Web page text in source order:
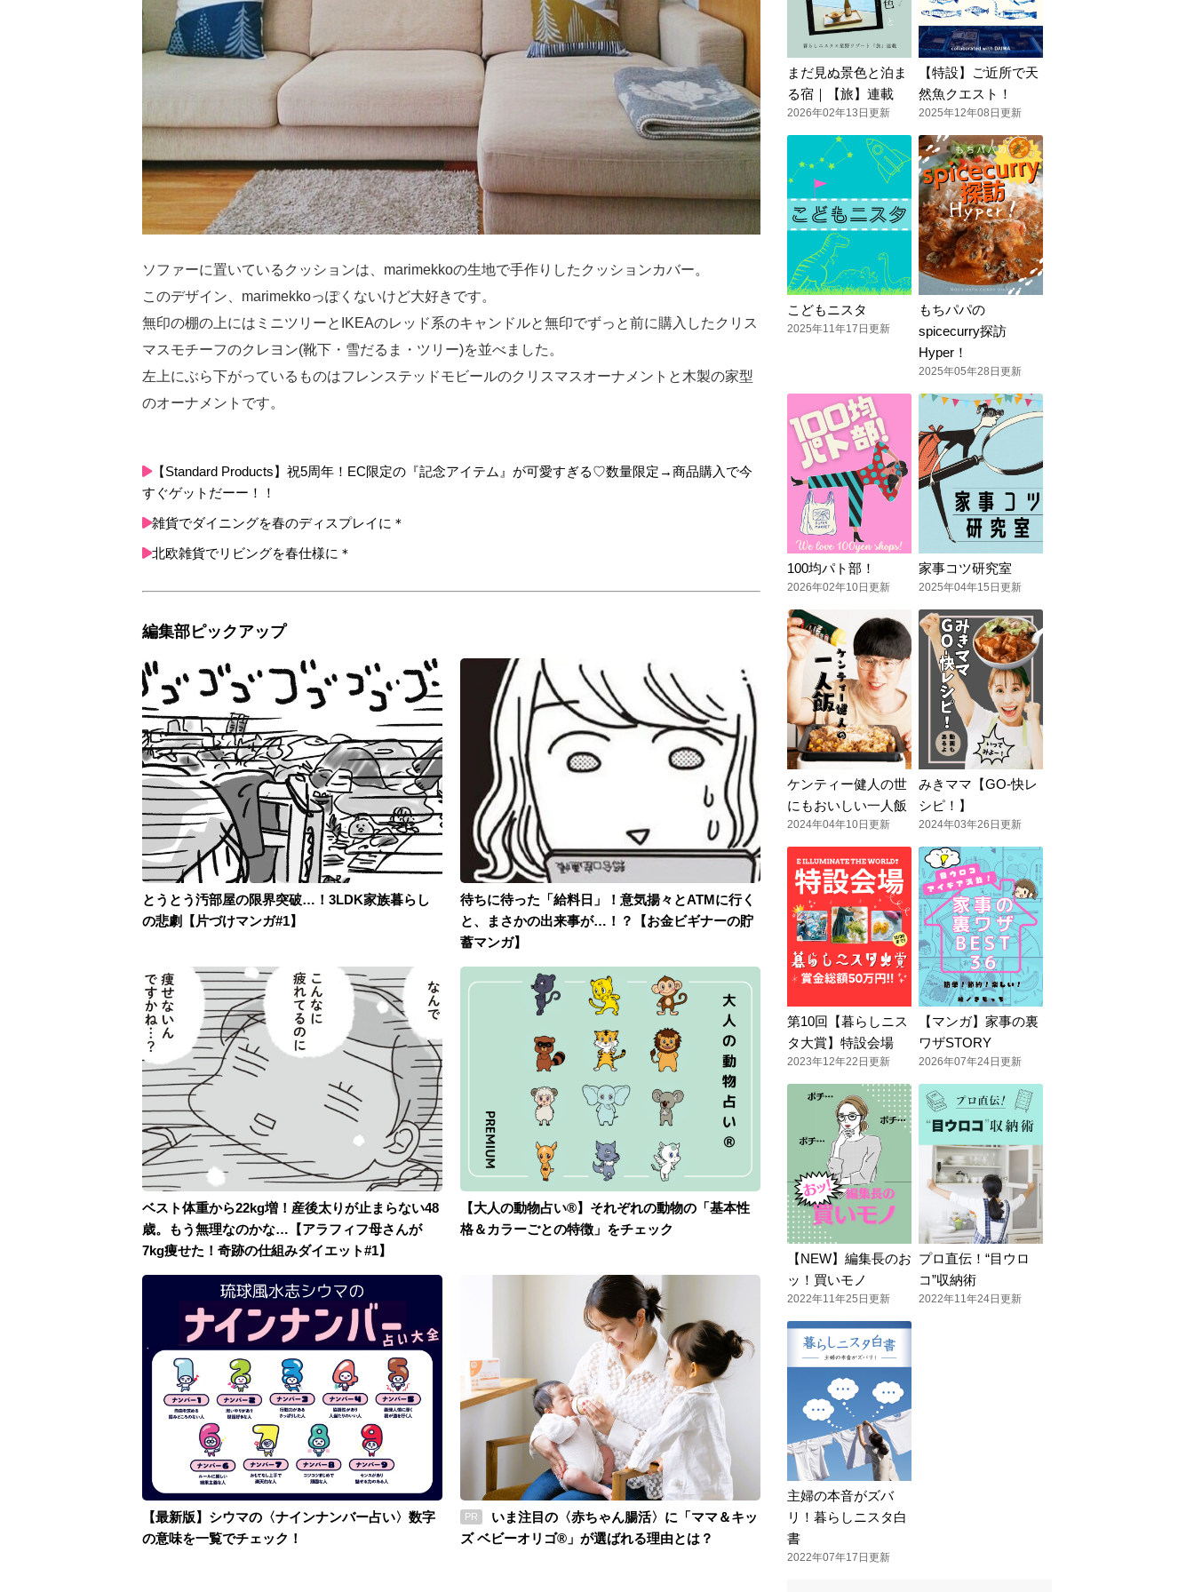
ソファーに置いているクッションは、marimekkoの生地で手作りしたクッションカバー。
このデザイン、marimekkoっぽくないけど大好きです。
無印の棚の上にはミニツリーとIKEAのレッド系のキャンドルと無印でずっと前に購入したクリス
マスモチーフのクレヨン(靴下・雪だるま・ツリー)を並べました。
左上にぶら下がっているものはフレンステッドモビールのクリスマスオーナメントと木製の家型
のオーナメントです。
【Standard Products】祝5周年！EC限定の『記念アイテム』が可愛すぎる♡数量限定→商品購入で今
すぐゲットだーー！！
雑貨でダイニングを春のディスプレイに＊
北欧雑貨でリビングを春仕様に＊
編集部ピックアップ
とうとう汚部屋の限界突破…！3LDK家族暮らし
の悲劇【片づけマンガ#1】
待ちに待った「給料日」！意気揚々とATMに行く
と、まさかの出来事が…！？【お金ビギナーの貯
蓄マンガ】
ベスト体重から22kg増！産後太りが止まらない48
歳。もう無理なのかな…【アラフィフ母さんが
7kg痩せた！奇跡の仕組みダイエット#1】
【大人の動物占い®】それぞれの動物の「基本性
格＆カラーごとの特徴」をチェック
【最新版】シウマの〈ナインナンバー占い〉数字
の意味を一覧でチェック！
PR
いま注目の〈赤ちゃん腸活〉に「ママ＆キッ
ズ ベビーオリゴ®」が選ばれる理由とは？
まだ見ぬ景色と泊ま
る宿｜【旅】連載
2026年02年13日更新
【特設】ご近所で天
然魚クエスト！
2025年12年08日更新
こどもニスタ
2025年11年17日更新
もちパパの
spicecurry探訪
Hyper！
2025年05年28日更新
100均パト部！
2026年02年10日更新
家事コツ研究室
2025年04年15日更新
ケンティー健人の世
にもおいしい一人飯
2024年04年10日更新
みきママ【GO-快レ
シピ！】
2024年03年26日更新
第10回【暮らしニス
タ大賞】特設会場
2023年12年22日更新
【マンガ】家事の裏
ワザSTORY
2026年07年24日更新
【NEW】編集長のお
ッ！買いモノ
2022年11年25日更新
プロ直伝！“目ウロ
コ”収納術
2022年11年24日更新
主婦の本音がズバ
リ！暮らしニスタ白
書
2022年07年17日更新